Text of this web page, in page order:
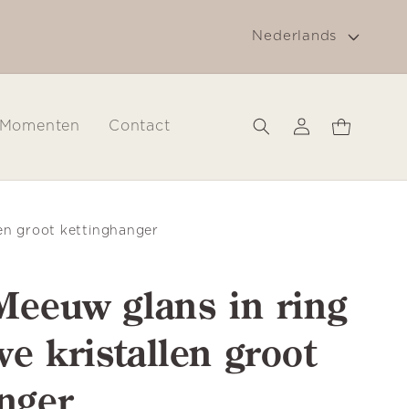
Gratis verzending in Nederland vanaf €
Nederlands
Momenten Contact Inloggen
Winkelwagen
groot kettinghanger
glans in ring
kristallen groot